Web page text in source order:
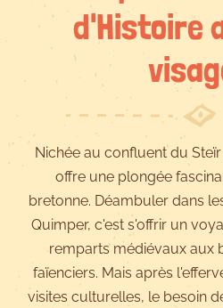
d'Histoire
Nichée au confluent du
offre une plongée
bretonne. Déambuler dans
Quimper, c'est s'offrir un
remparts médiévaux aux
faïenciers. Mais après
visites culturelles, le besoin